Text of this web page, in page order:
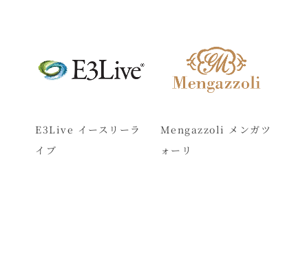
E3Live イースリーラ
イブ
Mengazzoli メンガツ
ォーリ